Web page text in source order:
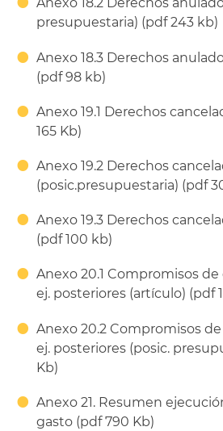
Anexo 18.2 Derechos
presupuestaria) (pdf 243 kb)
Anexo 18.3 Derechos
(pdf 98 kb)
Anexo 19.1 Derechos
165 Kb)
Anexo 19.2 Derechos
(posic.presupuestaria) (pdf
Anexo 19.3 Derechos
(pdf 100 kb)
Anexo 20.1 Compromisos
ej. posteriores (artículo) (pdf
Anexo 20.2 Compromisos
ej. posteriores (posic.
Kb)
Anexo 21. Resumen
gasto (pdf 790 Kb)